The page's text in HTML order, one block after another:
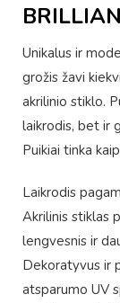
Unikalus ir
grožis žavi
akrilinio stiklo.
laikrodis, bet ir
Puikiai tinka
Laikrodis
Akrilinis stiklas
lengvesnis ir
Dekoratyvus ir
atsparumo UV